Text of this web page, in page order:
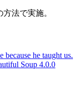
法で実施。
he taught us.
Soup 4.0.0